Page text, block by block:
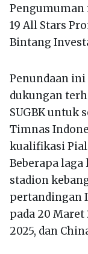
Pengumuman
19 All Stars
Bintang
Penundaan
dukungan
SUGBK untuk
Timnas
kualifikasi
Beberapa
stadion
pertandingan
pada 20 Maret
2025, dan